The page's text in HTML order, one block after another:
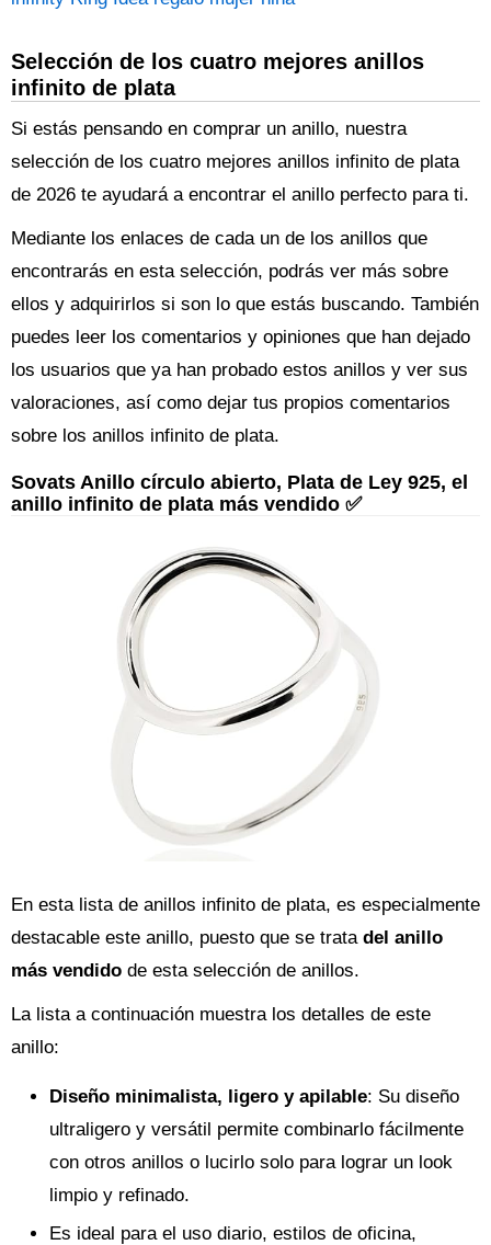
Selección de los cuatro mejores anillos
infinito de plata
Si estás pensando en comprar un anillo, nuestra
selección de los cuatro mejores anillos infinito de plata
de 2026 te ayudará a encontrar el anillo perfecto para ti.
Mediante los enlaces de cada un de los anillos que
encontrarás en esta selección, podrás ver más sobre
ellos y adquirirlos si son lo que estás buscando. También
puedes leer los comentarios y opiniones que han dejado
los usuarios que ya han probado estos anillos y ver sus
valoraciones, así como dejar tus propios comentarios
sobre los anillos infinito de plata.
Sovats Anillo círculo abierto, Plata de Ley 925, el
anillo infinito de plata más vendido ✅
En esta lista de anillos infinito de plata, es especialmente
destacable este anillo, puesto que se trata del anillo
más vendido de esta selección de anillos.
La lista a continuación muestra los detalles de este
anillo:
Diseño minimalista, ligero y apilable: Su diseño
ultraligero y versátil permite combinarlo fácilmente
con otros anillos o lucirlo solo para lograr un look
limpio y refinado.
Es ideal para el uso diario, estilos de oficina,